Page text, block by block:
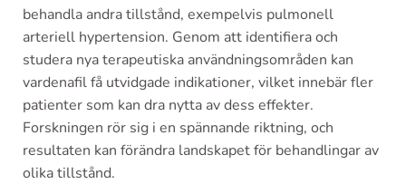
behandla andra tillstånd, exempelvis pulmonell
arteriell hypertension. Genom att identifiera och
studera nya terapeutiska användningsområden kan
vardenafil få utvidgade indikationer, vilket innebär fler
patienter som kan dra nytta av dess effekter.
Forskningen rör sig i en spännande riktning, och
resultaten kan förändra landskapet för behandlingar av
olika tillstånd.